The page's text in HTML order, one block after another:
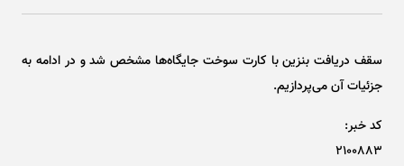
سقف دریافت بنزین با کارت سوخت جایگاه‌ها مشخص شد و در ادامه به
جزئیات آن می‌پردازیم.
کد خبر:
۲۱۰۰۸۸۳